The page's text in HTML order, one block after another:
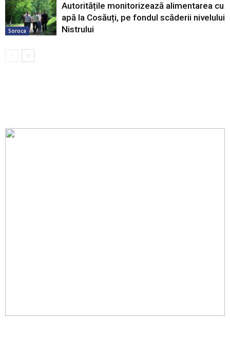
Soroca
Autoritățile monitorizează alimentarea cu
apă la Cosăuți, pe fondul scăderii nivelului
Nistrului